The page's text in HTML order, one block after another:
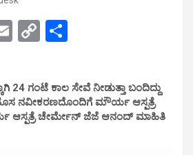
E
C
Li
n
e
24 ಗಂಟೆ ಕಾಲ ಸೇವೆ ನೀಡುತ್ತಾ ಬಂದಿದ್ದು
ಹೊಸ ನವೀಕರಣದೊಂದಿಗೆ ಮೌರ್ಯ ಆಸ್ಪತ್ರೆ
ಆಸ್ಪತ್ರೆ ಚೇರ್ಮೇನ್ ಜೆಜೆ ಆನಂದ್ ಮಾಹಿತಿ